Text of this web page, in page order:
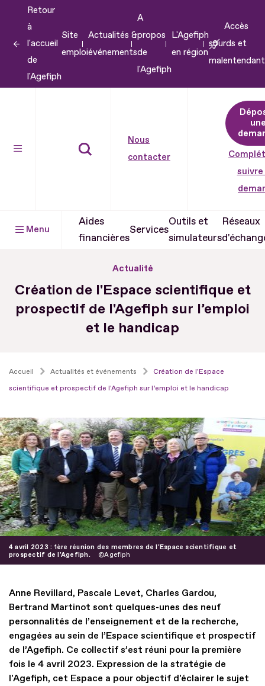
contenu
Retour
à
l'accueil
de
l'Agefiph
Site
emploi
Actualités &
événements
A
propos
de
l'Agefiph
L'Agefiph
en région
Accès
sourds et
Nous
contacter
suivre
Menu
Aides
financières
Services
Outils et
simulateurs
Réseaux
Actualité
Création de l'Espace scientifique et
prospectif de l'Agefiph sur l’emploi
et le handicap
Accueil Actualités et événements
Création de l'Espace
scientifique et prospectif de l'Agefiph sur l’emploi et le handicap
4 avril 2023 : 1ère réunion des membres de l'Espace scientifique et
prospectif de l'Agefiph.
Agefiph
Anne Revillard, Pascale Levet, Charles Gardou,
Bertrand Martinot sont quelques-unes des neuf
personnalités de l’enseignement et de la recherche,
engagées au sein de l’Espace scientifique et prospectif
de l’Agefiph. Ce collectif s’est réuni pour la première
fois le 4 avril 2023. Expression de la stratégie de
l'Agefiph, cet Espace a pour objectif d'éclairer le sujet